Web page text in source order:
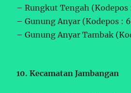
– Rungkut Tengah (Kodepos
– Gunung Anyar (Kodepos :
– Gunung Anyar Tambak
10. Kecamatan Jambangan